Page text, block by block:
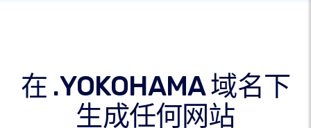
在 .YOKOHAMA 域名下
生成任何网站